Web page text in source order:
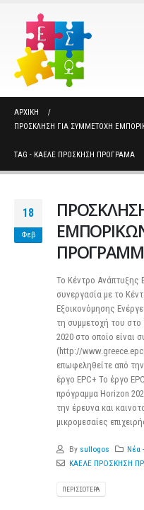
ΑΡΧΙΚΉ
ΠΡΟΣΚΛΗΣΗ ΓΙΑ ΣΥΜΜΕΤΟΧΗ
TAG - ΚΑΕΛΕ ΠΡΟΣΚΗΣΗ ΠΡΟΓΡΑΜΑ
18
Φεβ
Το Κέντρο Ανάπτυξης
συνεργασία με το
Εξοικονόμησης
τη συμμετοχή του στο
2020 στο οποίο είναι
(http://
επωφεληθείτε από
έργο EPC+ Το έργο
πρόγραμμα Horizon
την έρευνα και
μικρομεσαίες
By sullogos
Νέα
ΚΑΕΛΕ ΠΡΟΣΚΗΣΗ
ΠΕΡΙΣΣΌΤΕΡΑ